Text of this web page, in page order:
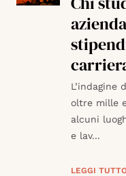
L’indagine
oltre mille
alcuni
e lav...
LEGGI